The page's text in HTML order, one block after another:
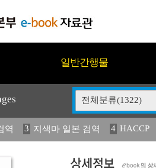
일반간행물
전체분류(1322)
역 3 지색마 일본 검역 4 HACCP
12 중독성 식물 도감 13 媛 異 14